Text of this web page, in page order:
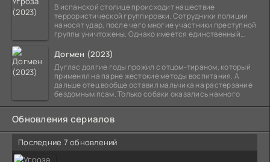
В испанской столице происходит нашествие
террористической группировки. Сотрудники полиции
наносят удар, после чего многие участники преступной
группы уничтожены. Однако имеется единственный
Догмен (2023)
Дуглас долгие годы прожил с отцом-тираном, который
применял на парне жестокие методы воспитания. А
дальше отец вообще оставил мальчика на растерзание
бездомным псам. Только собаки оказались намного
Обновления сериалов
Последние 7 обновлений